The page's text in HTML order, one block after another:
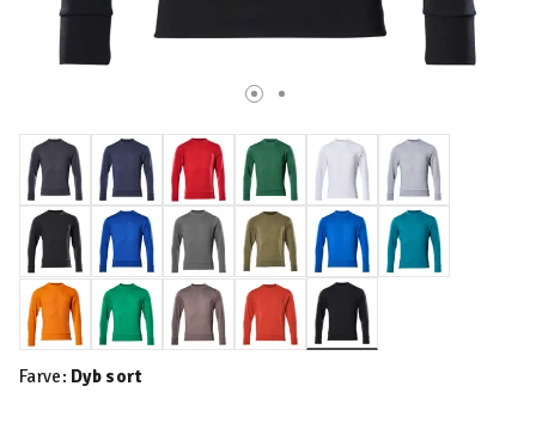
valgte
Farve: Dyb sort